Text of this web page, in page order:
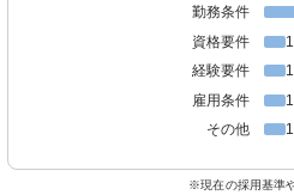
勤務条件
資格要件
経験要件
雇用条件
その他
※現在の採用基準